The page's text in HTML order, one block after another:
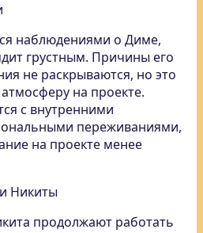
наблюдениями о Диме,
грустным. Причины его
не раскрываются, но это
на проекте.
с внутренними
переживаниями,
на проекте менее
Никиты
продолжают работать